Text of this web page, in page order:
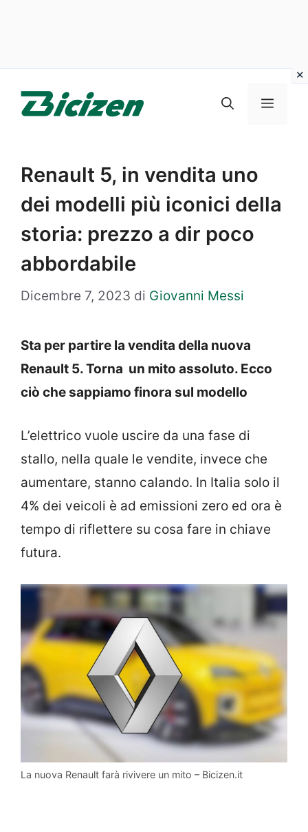
Menu
Renault 5, in vendita uno
dei modelli più iconici della
storia: prezzo a dir poco
abbordabile
Dicembre 7, 2023 di Giovanni Messi
Sta per partire la vendita della nuova
Renault 5. Torna un mito assoluto. Ecco
ciò che sappiamo finora sul modello
L’elettrico vuole uscire da una fase di
stallo, nella quale le vendite, invece che
aumentare, stanno calando. In Italia solo il
4% dei veicoli è ad emissioni zero ed ora è
tempo di riflettere su cosa fare in chiave
futura.
La nuova Renault farà rivivere un mito – Bicizen.it